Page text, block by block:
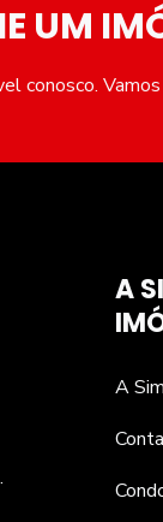
UM
conosco.
A
A